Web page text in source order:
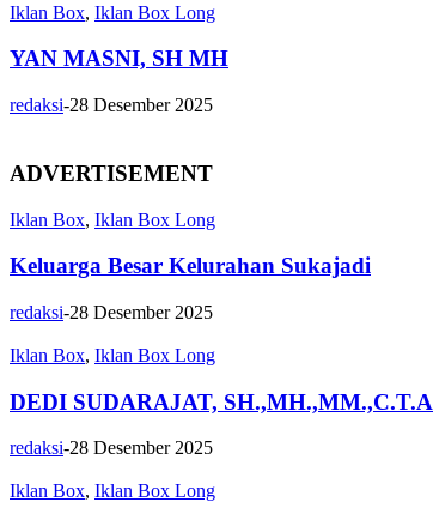
Iklan Box, Iklan Box Long
YAN MASNI, SH MH
redaksi-28 Desember 2025
ADVERTISEMENT
Iklan Box, Iklan Box Long
Keluarga Besar Kelurahan Sukajadi
redaksi-28 Desember 2025
Iklan Box, Iklan Box Long
DEDI SUDARAJAT, SH.,MH.,MM.,C.T.A
redaksi-28 Desember 2025
Iklan Box, Iklan Box Long